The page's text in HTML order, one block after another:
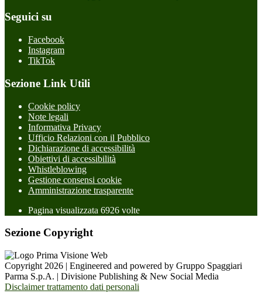
Seguici su
Facebook
Instagram
TikTok
Sezione Link Utili
Cookie policy
Note legali
Informativa Privacy
Ufficio Relazioni con il Pubblico
Dichiarazione di accessibilità
Obiettivi di accessibilità
Whistleblowing
Gestione consensi cookie
Amministrazione trasparente
Pagina visualizzata 6926 volte
Sezione Copyright
Copyright 2026 | Engineered and powered by Gruppo Spaggiari
Parma S.p.A. | Divisione Publishing & New Social Media
Disclaimer trattamento dati personali